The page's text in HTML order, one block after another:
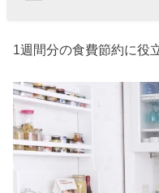
1週間分の食費節約に役